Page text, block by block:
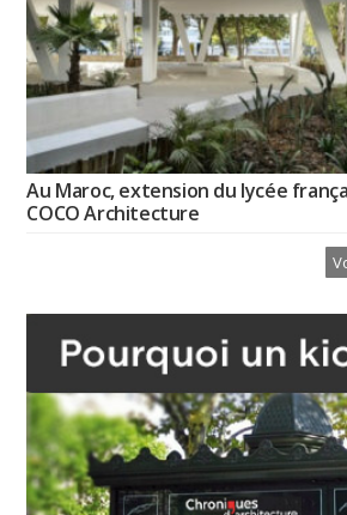
Au Maroc, extension du lycée
COCO Architecture